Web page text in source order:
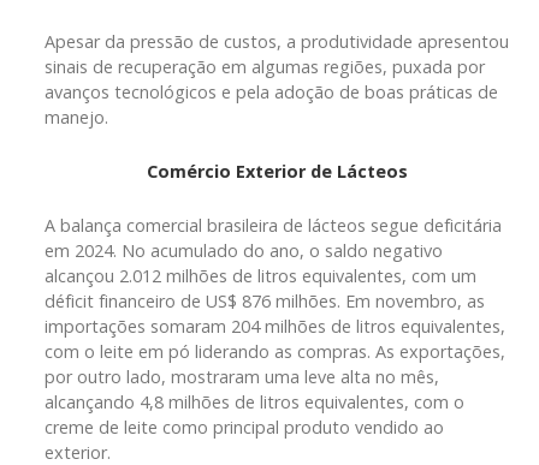
Apesar da pressão de custos, a produtividade apresentou
sinais de recuperação em algumas regiões, puxada por
avanços tecnológicos e pela adoção de boas práticas de
manejo.
Comércio Exterior de Lácteos
A balança comercial brasileira de lácteos segue deficitária
em 2024. No acumulado do ano, o saldo negativo
alcançou 2.012 milhões de litros equivalentes, com um
déficit financeiro de US$ 876 milhões. Em novembro, as
importações somaram 204 milhões de litros equivalentes,
com o leite em pó liderando as compras. As exportações,
por outro lado, mostraram uma leve alta no mês,
alcançando 4,8 milhões de litros equivalentes, com o
creme de leite como principal produto vendido ao
exterior.